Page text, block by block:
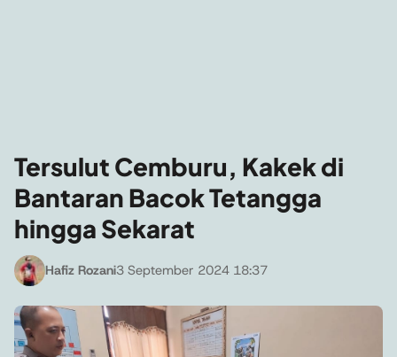
Tersulut Cemburu, Kakek di
Bantaran Bacok Tetangga
hingga Sekarat
Hafiz Rozani3 September 2024 18:37